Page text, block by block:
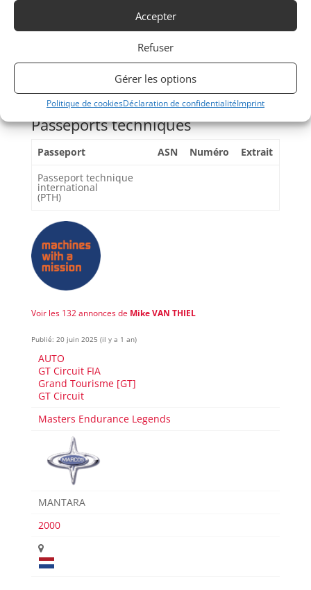
Accepter
Refuser
Gérer les options
Politique de cookiesDéclaration de confidentialitéImprint
Partager cette annonce
Passeports techniques
Passeport ASN Numéro
Extrait
Passeport technique
international
(PTH)
Voir les 132 annonces de Mike VAN THIEL
Publié: 20 juin 2025 (il y a 1 an)
AUTO
GT Circuit FIA
Grand Tourisme [GT]
GT Circuit
Masters Endurance Legends
MANTARA
2000